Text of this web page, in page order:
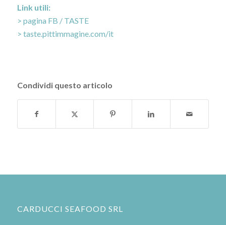
Link utili:
> pagina FB / TASTE
> taste.pittimmagine.com/it
Condividi questo articolo
CARDUCCI SEAFOOD SRL